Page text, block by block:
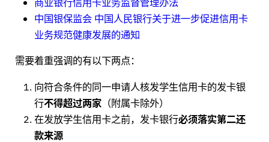
中国银保监会 中国人民银行关于进一步促进信用卡
业务规范健康发展的通知
需要着重强调的有以下两点：
向符合条件的同一申请人核发学生信用卡的发卡银
行不得超过两家 （附属卡除外）
在发放学生信用卡之前，发卡银行必须落实第二还
款来源